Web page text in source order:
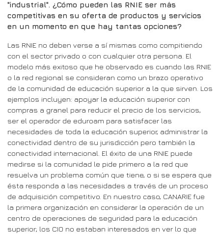
"industrial". ¿Cómo pueden las RNIE ser más
competitivas en su oferta de productos y servicios
en un momento en que hay tantas opciones?
Las RNIE no deben verse a sí mismas como compitiendo
con el sector privado o con cualquier otra persona. El
modelo más exitoso que he observado es cuando las RNIE
o la red regional se consideran como un brazo operativo
de la comunidad de educación superior a la que sirven. Los
ejemplos incluyen: apoyar la educación superior con
compras a granel para reducir el precio de los servicios,
ser el operador de eduroam para satisfacer las
necesidades de toda la educación superior, administrar la
conectividad dentro de su jurisdicción pero también la
conectividad internacional. El éxito de una RNIE puede
medirse si la comunidad le pide primero a la red que
resuelva un problema común que tiene, o si se espera que
ésta responda a las necesidades a través de un proceso
de adquisición competitivo. En nuestro caso, CANARIE fue
la primera organización en considerar la operación de un
centro de operaciones de seguridad para la educación
superior; los CIO no estaban interesados en ver lo que